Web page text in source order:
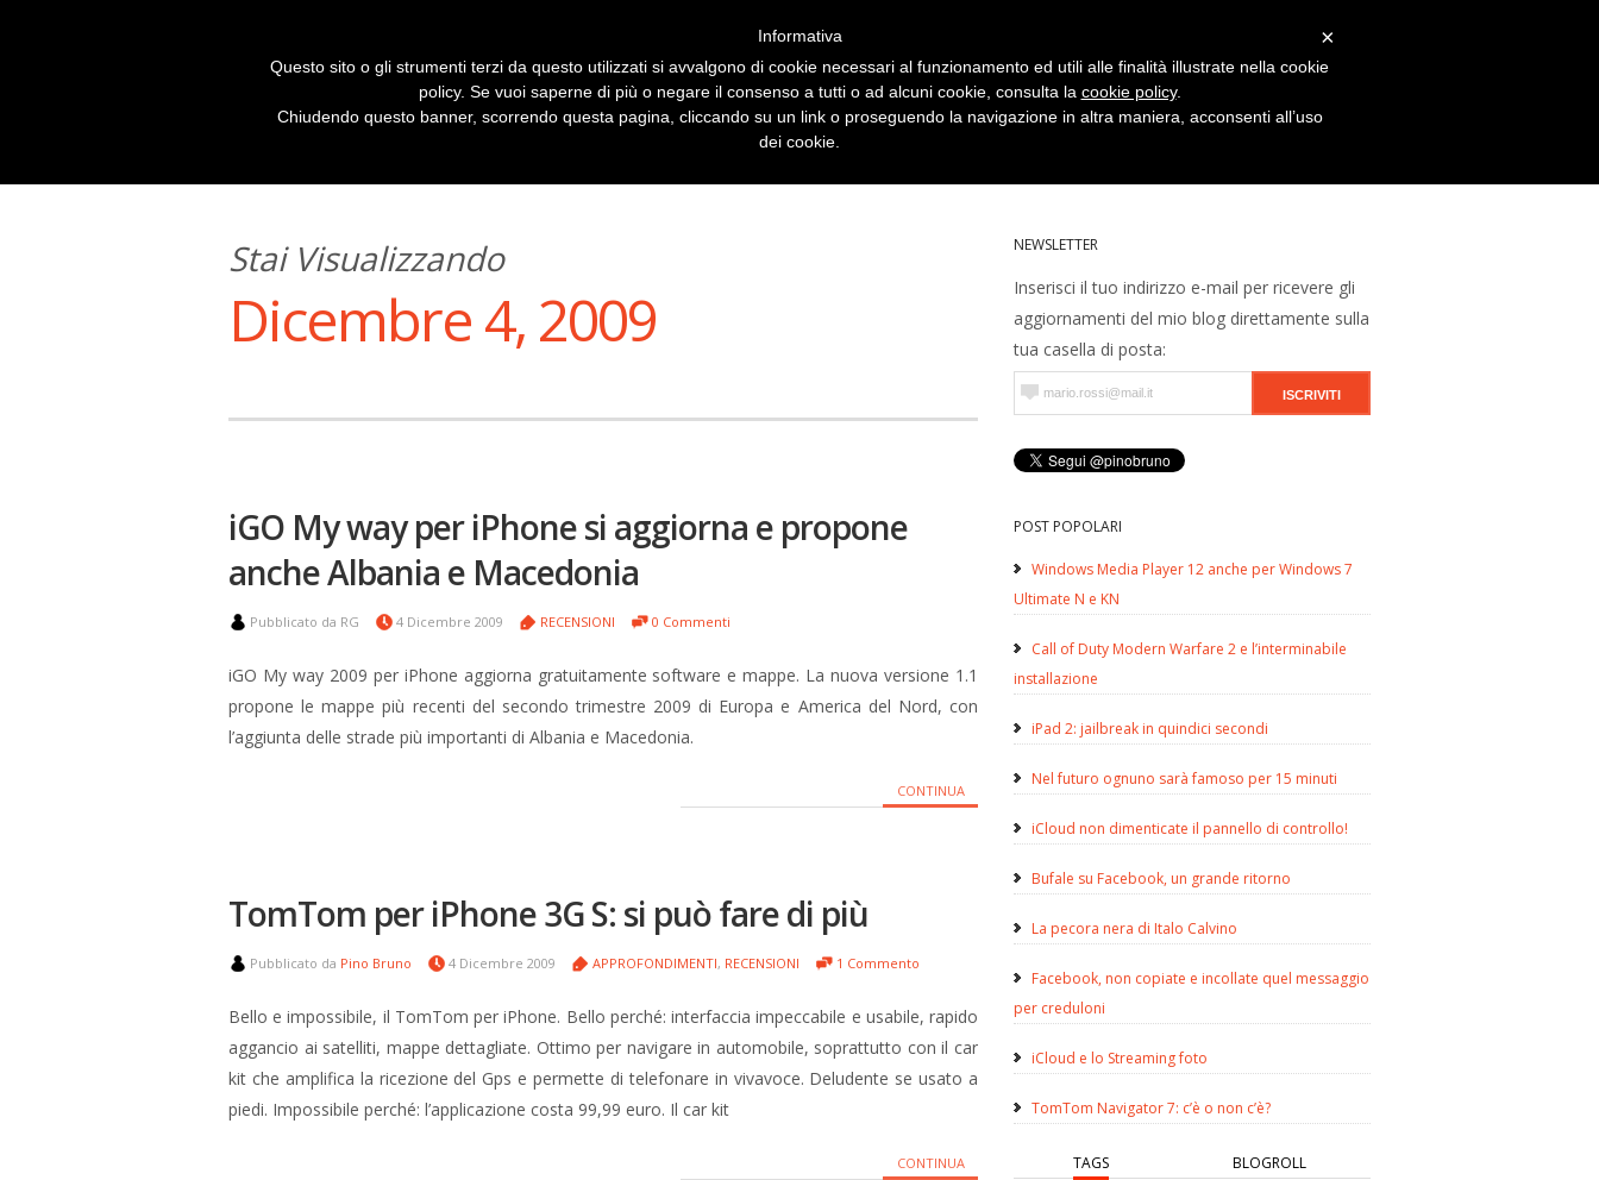
Archivio
NEWSLETTER
Inserisci il tuo indirizzo e-mail per ricevere gli
aggiornamenti del mio blog direttamente sulla
tua casella di posta:
POST POPOLARI
Windows Media Player 12 anche per Windows 7
Ultimate N e KN
Call of Duty Modern Warfare 2 e l’interminabile
installazione
iPad 2: jailbreak in quindici secondi
Nel futuro ognuno sarà famoso per 15 minuti
iCloud non dimenticate il pannello di controllo!
Bufale su Facebook, un grande ritorno
La pecora nera di Italo Calvino
Facebook, non copiate e incollate quel messaggio
per creduloni
iCloud e lo Streaming foto
TomTom Navigator 7: c’è o non c’è?
TAGS BLOGROLL
Stai Visualizzando
Dicembre 4, 2009
iGO My way per iPhone si aggiorna e propone
anche Albania e Macedonia
Pubblicato da RG 4 Dicembre 2009 RECENSIONI 0 Commenti
iGO My way 2009 per iPhone aggiorna gratuitamente software e mappe. La nuova versione 1.1
propone le mappe più recenti del secondo trimestre 2009 di Europa e America del Nord, con
l’aggiunta delle strade più importanti di Albania e Macedonia.
CONTINUA
TomTom per iPhone 3G S: si può fare di più
Pubblicato da Pino Bruno 4 Dicembre 2009 APPROFONDIMENTI, RECENSIONI 1 Commento
Bello e impossibile, il TomTom per iPhone. Bello perché: interfaccia impeccabile e usabile, rapido
aggancio ai satelliti, mappe dettagliate. Ottimo per navigare in automobile, soprattutto con il car
kit che amplifica la ricezione del Gps e permette di telefonare in vivavoce. Deludente se usato a
piedi. Impossibile perché: l’applicazione costa 99,99 euro. Il car kit
CONTINUA
×
Informativa
Questo sito o gli strumenti terzi da questo utilizzati si avvalgono di cookie necessari al funzionamento ed utili alle finalità illustrate nella cookie
policy. Se vuoi saperne di più o negare il consenso a tutti o ad alcuni cookie, consulta la cookie policy.
Chiudendo questo banner, scorrendo questa pagina, cliccando su un link o proseguendo la navigazione in altra maniera, acconsenti all’uso
dei cookie.